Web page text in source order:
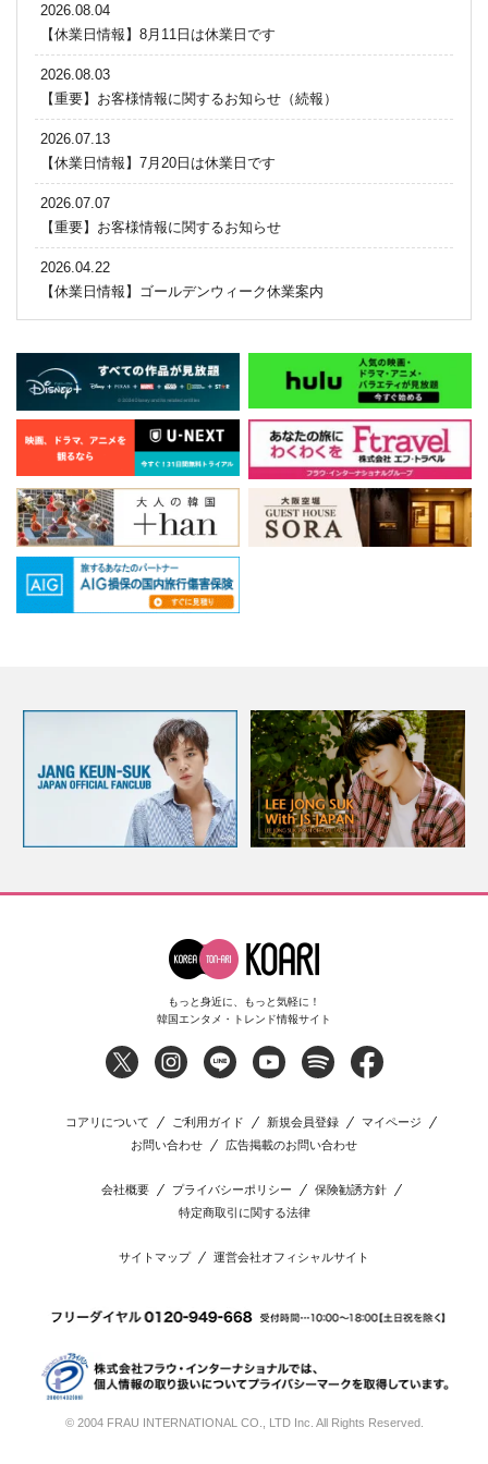
2026.08.04
【休業日情報】8月11日は休業日です
2026.08.03
【重要】お客様情報に関するお知らせ（続報）
2026.07.13
【休業日情報】7月20日は休業日です
2026.07.07
【重要】お客様情報に関するお知らせ
2026.04.22
【休業日情報】ゴールデンウィーク休業案内
もっと身近に、もっと気軽に！
韓国エンタメ・トレンド情報サイト
コアリについて ご利用ガイド 新規会員登録
マイページ
お問い合わせ
広告掲載のお問い合わせ
会社概要 プライバシーポリシー
保険勧誘方針
特定商取引に関する法律
サイトマップ 運営会社オフィシャルサイト
© 2004 FRAU INTERNATIONAL CO., LTD Inc. All Rights Reserved.